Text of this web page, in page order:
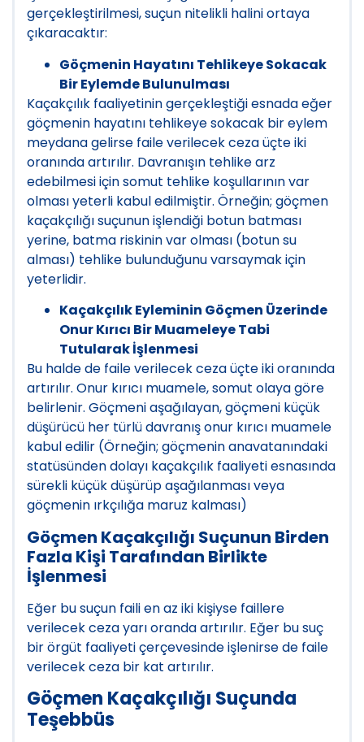
gerçekleştirilmesi, suçun nitelikli halini ortaya
çıkaracaktır:
Göçmenin Hayatını Tehlikeye Sokacak
Bir Eylemde Bulunulması
Kaçakçılık faaliyetinin gerçekleştiği esnada eğer
göçmenin hayatını tehlikeye sokacak bir eylem
meydana gelirse faile verilecek ceza üçte iki
oranında artırılır. Davranışın tehlike arz
edebilmesi için somut tehlike koşullarının var
olması yeterli kabul edilmiştir. Örneğin; göçmen
kaçakçılığı suçunun işlendiği botun batması
yerine, batma riskinin var olması (botun su
alması) tehlike bulunduğunu varsaymak için
yeterlidir.
Kaçakçılık Eyleminin Göçmen Üzerinde
Onur Kırıcı Bir Muameleye Tabi
Tutularak İşlenmesi
Bu halde de faile verilecek ceza üçte iki oranında
artırılır. Onur kırıcı muamele, somut olaya göre
belirlenir. Göçmeni aşağılayan, göçmeni küçük
düşürücü her türlü davranış onur kırıcı muamele
kabul edilir (Örneğin; göçmenin anavatanındaki
statüsünden dolayı kaçakçılık faaliyeti esnasında
sürekli küçük düşürüp aşağılanması veya
göçmenin ırkçılığa maruz kalması)
Göçmen Kaçakçılığı Suçunun Birden
Fazla Kişi Tarafından Birlikte
İşlenmesi
Eğer bu suçun faili en az iki kişiyse faillere
verilecek ceza yarı oranda artırılır. Eğer bu suç
bir örgüt faaliyeti çerçevesinde işlenirse de faile
verilecek ceza bir kat artırılır.
Göçmen Kaçakçılığı Suçunda
Teşebbüs